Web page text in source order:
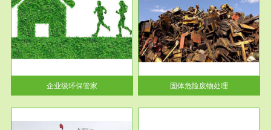
企业级环保管家
固体危险废物处理
固体废物解释：固体废物是指人
们在生产建设、日常生活和其他
活动中...
固体危险废物处理